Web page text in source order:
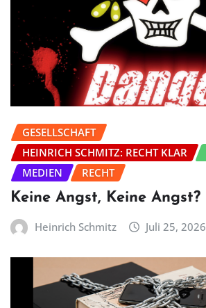
GESELLSCHAFT
HEINRICH SCHMITZ: RECHT KLAR
MEDIEN
RECHT
Keine Angst, Keine Angst?
Heinrich Schmitz Juli 25, 2026